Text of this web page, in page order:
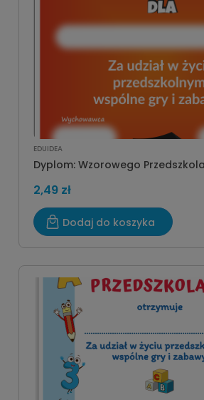
EDUIDEA
Dyplom: Wzorowego
2,49 zł
Dodaj do koszyka